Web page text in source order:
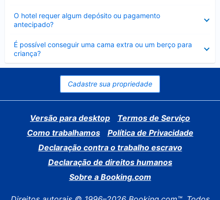
O hotel requer algum depósito ou pagamento
antecipado?
É possível conseguir uma cama extra ou um berço para
criança?
Contraído
Cadastre sua propriedade
Versão para desktop
Termos de Serviço
Como trabalhamos
Política de Privacidade
Declaração contra o trabalho escravo
Declaração de direitos humanos
Sobre a Booking.com